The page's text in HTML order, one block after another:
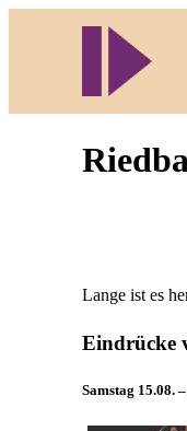
Lange ist es
Eindrücke
Samstag 15.08.